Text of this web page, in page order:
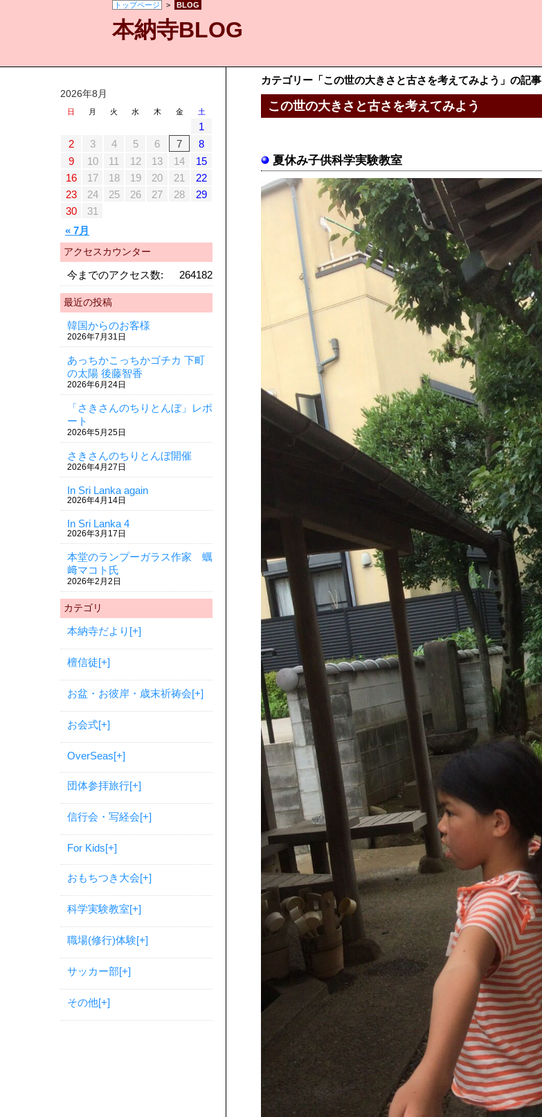
本納寺BLOG
トップページ > BLOG
2026年8月
日 月 火 水 木 金 土
« 7月
1
2
3 4 5 6 7
8
9
10 11 12 13 14
15
16
17 18 19 20 21
22
23
24 25 26 27 28
29
30
31
アクセスカウンター
264182
今までのアクセス数:
最近の投稿
韓国からのお客様
2026年7月31日
あっちかこっちかゴチカ 下町
の太陽 後藤智香
2026年6月24日
「さきさんのちりとんぼ」レポ
ート
2026年5月25日
さきさんのちりとんぼ開催
2026年4月27日
In Sri Lanka again
2026年4月14日
In Sri Lanka 4
2026年3月17日
本堂のランプーガラス作家 蠣
﨑マコト氏
2026年2月2日
カテゴリ
本納寺だより [+]
檀信徒[+]
お盆・お彼岸・歳末祈祷会[+]
お会式[+]
OverSeas[+]
団体参拝旅行[+]
信行会・写経会[+]
For Kids[+]
おもちつき大会[+]
科学実験教室[+]
職場(修行)体験[+]
サッカー部[+]
その他[+]
カテゴリー「この世の大きさと古さを考えてみよう」の記事
この世の大きさと古さを考えてみよう
夏休み子供科学実験教室